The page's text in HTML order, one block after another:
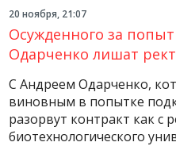
20 ноября, 21:07
Осужденного за
Одарченко лишат
С Андреем Одарченко,
виновным в попытке
разорвут контракт как с
биотехнологического